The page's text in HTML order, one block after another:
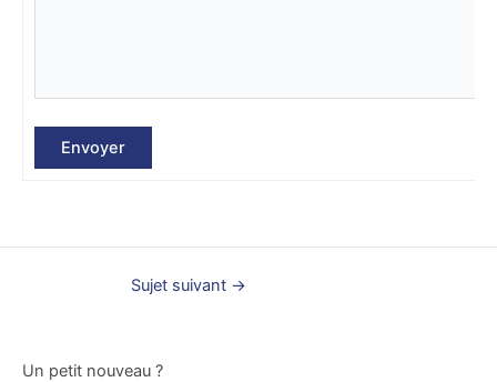
Envoyer
Sujet suivant →
Un petit nouveau ?